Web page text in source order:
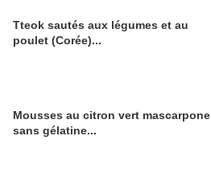
Tteok sautés aux légumes et au
poulet (Corée)...
Mousses au citron vert mascarpone
sans gélatine...